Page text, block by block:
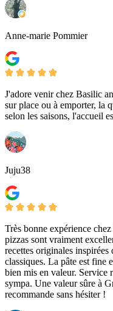
Anne-marie Pommier
J'adore venir chez Basilic
sur place ou à emporter, la
selon les saisons, l'accueil
Juju38
Très bonne expérience
pizzas sont vraiment
recettes originales
classiques. La pâte est fine
bien mis en valeur. Service
sympa. Une valeur sûre à
recommande sans hésiter !